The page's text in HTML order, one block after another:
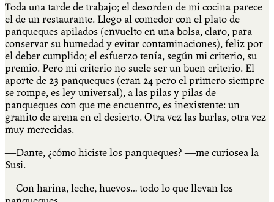
Toda una tarde de trabajo; el desorden de mi cocina parece
el de un restaurante. Llego al comedor con el plato de
panqueques apilados (envuelto en una bolsa, claro, para
conservar su humedad y evitar contaminaciones), feliz por
el deber cumplido; el esfuerzo tenía, según mi criterio, su
premio. Pero mi criterio no suele ser un buen criterio. El
aporte de 23 panqueques (eran 24 pero el primero siempre
se rompe, es ley universal), a las pilas y pilas de
panqueques con que me encuentro, es inexistente: un
granito de arena en el desierto. Otra vez las burlas, otra vez
muy merecidas.
―Dante, ¿cómo hiciste los panqueques? ―me curiosea la
Susi.
―Con harina, leche, huevos… todo lo que llevan los